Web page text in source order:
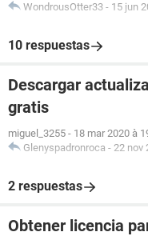
WondrousOtter33 - 15 jun
10 respuestas
Descargar
gratis
miguel_3255 - 18 mar 2020 à
Glenyspadronroca - 22 nov
2 respuestas
Obtener licencia